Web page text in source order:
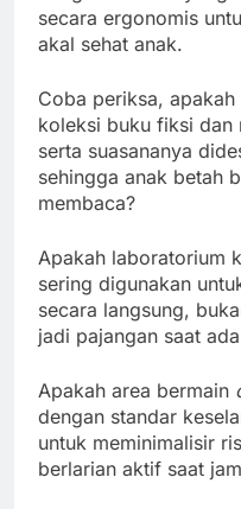
secara ergonomis
akal sehat anak.
Coba periksa,
koleksi buku fiksi dan
serta suasananya
sehingga anak betah
membaca?
Apakah laboratorium
sering digunakan
secara langsung,
jadi pajangan saat
Apakah area bermain
dengan standar
untuk meminimalisir
berlarian aktif saat